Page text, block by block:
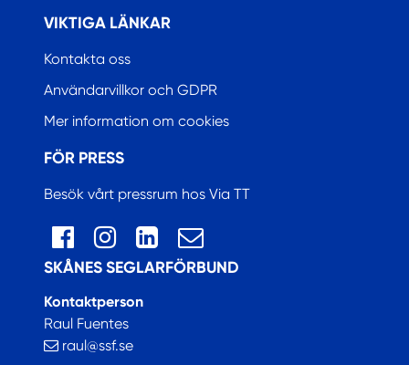
VIKTIGA LÄNKAR
Kontakta oss
Användarvillkor och GDPR
Mer information om cookies
FÖR PRESS
Besök vårt pressrum hos Via TT
SKÅNES SEGLARFÖRBUND
Kontaktperson
Raul Fuentes
raul@ssf.se